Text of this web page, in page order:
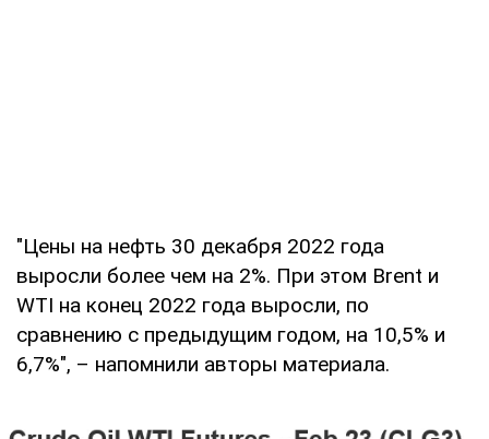
"Цены на нефть 30 декабря 2022 года
выросли более чем на 2%. При этом Brent и
WTI на конец 2022 года выросли, по
сравнению с предыдущим годом, на 10,5% и
6,7%", – напомнили авторы материала.